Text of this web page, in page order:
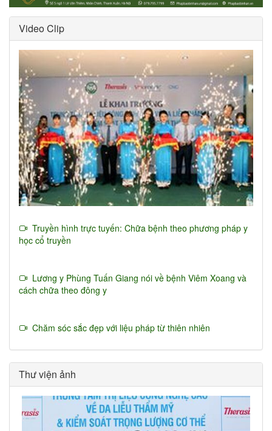
Video Clip
Truyền hình trực tuyến: Chữa bệnh theo phương pháp y
học cổ truyền
Lương y Phùng Tuấn Giang nói về bệnh Viêm Xoang và
cách chữa theo đông y
Chăm sóc sắc đẹp với liệu pháp từ thiên nhiên
Thư viện ảnh